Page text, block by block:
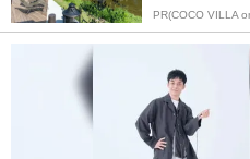
PR(COCO VILLA